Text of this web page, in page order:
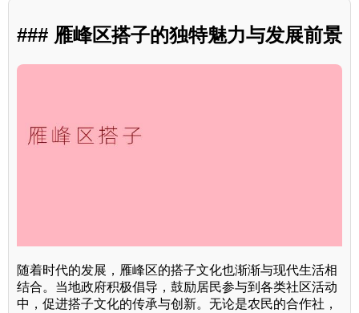
### 雁峰区搭子的独特魅力与发展前景
随着时代的发展，雁峰区的搭子文化也渐渐与现代生活相
结合。当地政府积极倡导，鼓励居民参与到各类社区活动
中，促进搭子文化的传承与创新。无论是农民的合作社，